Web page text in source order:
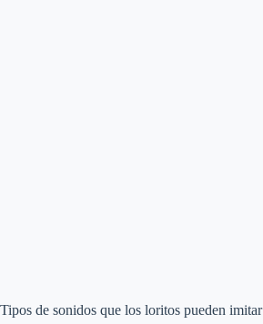
Tipos de sonidos que los loritos pueden imitar